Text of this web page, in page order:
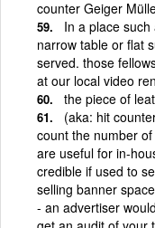
counter Geiger
In a place
narrow table or flat
served. those
at our local video
the piece of
(aka: hit
count the number
are useful for in-
credible if used to
selling banner
- an advertiser